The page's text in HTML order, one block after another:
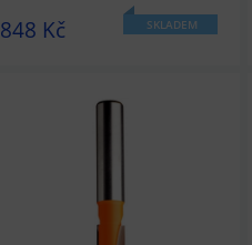
848 Kč SKLADEM